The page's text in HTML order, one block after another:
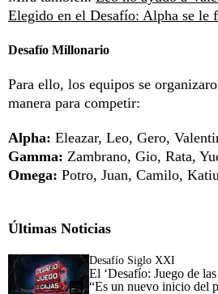
Elegido en el Desafío: Alpha se le
Desafío Millonario
Para ello, los equipos se
manera para competir:
Alpha: Eleazar, Leo, Gero,
Gamma: Zambrano, Gio, Rata,
Omega: Potro, Juan, Camilo,
Últimas Noticias
Desafío Siglo XXI
El ‘Desafío: Juego de
“Es un nuevo inicio del